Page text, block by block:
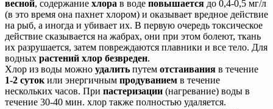
весной, содержание хлора в воде повышается до 0,4-0,5 мг/л
(в это время она пахнет хлором) и оказывает вредное действие
на рыб, а иногда и убивает их. В первую очередь токсическое
действие сказывается на жабpax, они при этом болеют, ткань
их разрушается, затем повреждаются плавники и все тело. Для
водных растений хлор безвреден.
Хлор из воды можно удалить путем отстаивания в течение
1-2 суток или энергичным продуванием в течение
нескольких часов. При пастеризации (нагревание) воды в
течение 30-40 мин. хлор также полностью удаляется.